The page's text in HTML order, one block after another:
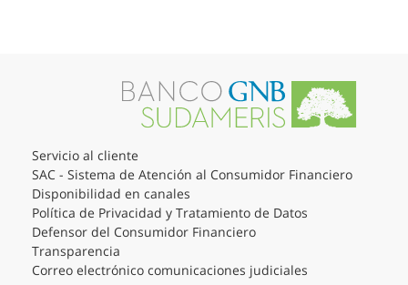
Servicio al cliente
SAC - Sistema de Atención al Consumidor Financiero
Disponibilidad en canales
Política de Privacidad y Tratamiento de Datos
Defensor del Consumidor Financiero
Transparencia
Correo electrónico comunicaciones judiciales